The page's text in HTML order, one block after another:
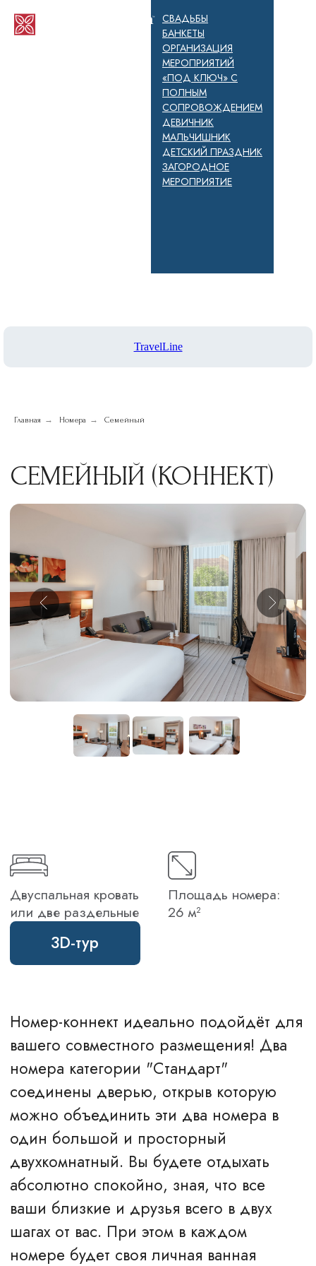
СВАДЬБЫ
БАНКЕТЫ
ОРГАНИЗАЦИЯ
МЕРОПРИЯТИЙ
«ПОД КЛЮЧ» С
ПОЛНЫМ
СОПРОВОЖДЕНИЕМ
ДЕВИЧНИК
МАЛЬЧИШНИК
ДЕТСКИЙ ПРАЗДНИК
ЗАГОРОДНОЕ
МЕРОПРИЯТИЕ
TravelLine
Главная → Номера → Семейный
Номер-коннект идеально подойдёт для
вашего совместного размещения! Два
ваши близкие и друзья всего в двух
шагах от вас. При этом в каждом
номере будет своя личная ванная
комната и пространство для отдыха.
от 14 950 ₽
Стоимость может меняться в зависимости
от даты бронирования.
Бронируйте со скидкой на Hilton.com
Стоимость бронирования
УДОБСТВА В НОМЕРЕ
Телевизор
Утюг, гладильная доска
Чайные принадлежности
Wi-Fi
Сейф
Холодильник
Фен
СЕМЕЙНЫЙ (КОННЕКТ)
Двуспальная кровать
или две раздельные
Площадь номера: